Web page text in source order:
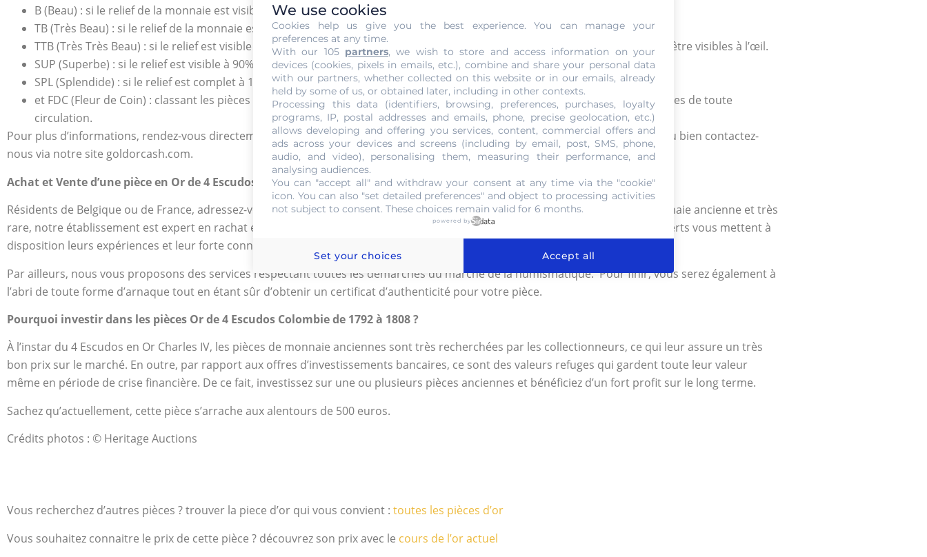
B (Beau) : si le relief de la monnaie est visible à 25% et présente de nombreux coups et rayures.
TB (Très Beau) : si le relief de la monnaie est visible à 50 % et présente de rayures visibles à l’œil.
TTB (Très Très Beau) : si le relief est visible à 75% et ne présente aucune trace de choc, mais présente des rayures pouvant être visibles à l’œil.
SUP (Superbe) : si le relief est visible à 90% et la pièce est facilement identifiable au premier regard.
SPL (Splendide) : si le relief est complet à 100 % et ne montre aucun défaut visible même en l’observant avec une loupe.
et FDC (Fleur de Coin) : classant les pièces frappées avec un coin neuf ou celles fabriquées spécialement pour être préservées de toute
circulation.
Pour plus d’informations, rendez-vous directement dans notre boutique sise la Galerie Ravenstein, boutique n°32 à Bruxelles, ou bien contactez-
nous via notre site goldorcash.com.
Achat et Vente d’une pièce en Or de 4 Escudos Charles IV de 1792 à 1808
Résidents de Belgique ou de France, adressez-vous directement à la Gold Or Cash pour tout achat ou vente d’une pièce de monnaie ancienne et très
rare, notre établissement est expert en rachat et vente de pièces anciennes ainsi que de métaux précieux. À ce propos, nos experts vous mettent à
disposition leurs expériences et leur forte connaissance du milieu pour vous offrir un service de qualité et un meilleur prix.
Par ailleurs, nous vous proposons des services respectant toutes les démarches du marché de la numismatique. Pour finir, vous serez également à
l’abri de toute forme d’arnaque tout en étant sûr d’obtenir un certificat d’authenticité pour votre pièce.
Pourquoi investir dans les pièces Or de 4 Escudos Colombie de 1792 à 1808 ?
À l’instar du 4 Escudos en Or Charles IV, les pièces de monnaie anciennes sont très recherchées par les collectionneurs, ce qui leur assure un très
bon prix sur le marché. En outre, par rapport aux offres d’investissements bancaires, ce sont des valeurs refuges qui gardent toute leur valeur
même en période de crise financière. De ce fait, investissez sur une ou plusieurs pièces anciennes et bénéficiez d’un fort profit sur le long terme.
Sachez qu’actuellement, cette pièce s’arrache aux alentours de 500 euros.
Crédits photos : © Heritage Auctions
Vous recherchez d’autres pièces ? trouver la piece d’or qui vous convient : toutes les pièces d’or
Vous souhaitez connaitre le prix de cette pièce ? découvrez son prix avec le cours de l’or actuel
We use cookies
Cookies help us give you the best experience. You can manage your
preferences at any time.
With our 105 partners, we wish to store and access information on your
devices (cookies, pixels in emails, etc.), combine and share your personal data
with our partners, whether collected on this website or in our emails, already
held by some of us, or obtained later, including in other contexts.
Processing this data (identifiers, browsing, preferences, purchases, loyalty
programs, IP, postal addresses and emails, phone, precise geolocation, etc.)
allows developing and offering you services, content, commercial offers and
ads across your devices and screens (including by email, post, SMS, phone,
audio, and video), personalising them, measuring their performance, and
analysing audiences.
You can "accept all" and withdraw your consent at any time via the "cookie"
icon. You can also "set detailed preferences" and object to processing activities
not subject to consent. These choices remain valid for 6 months.
powered by
Set your choices Accept all